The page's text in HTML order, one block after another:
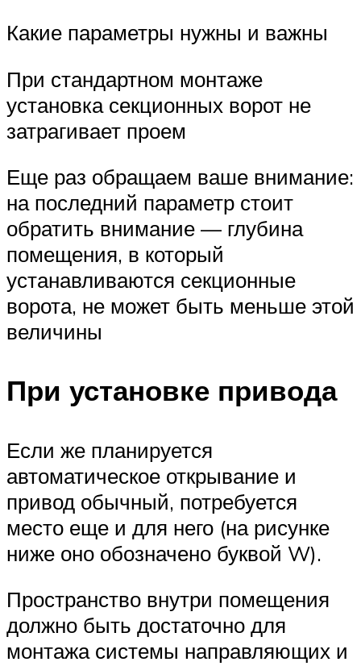
Какие параметры нужны и важны
При стандартном монтаже
установка секционных ворот не
затрагивает проем
Еще раз обращаем ваше внимание:
на последний параметр стоит
обратить внимание — глубина
помещения, в который
устанавливаются секционные
ворота, не может быть меньше этой
величины
При установке привода
Если же планируется
автоматическое открывание и
привод обычный, потребуется
место еще и для него (на рисунке
ниже оно обозначено буквой W).
Пространство внутри помещения
должно быть достаточно для
монтажа системы направляющих и